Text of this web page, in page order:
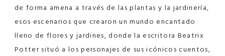
de forma amena a través de las plantas y la jardinería,
esos escenarios que crearon un mundo encantado
lleno de flores y jardines, donde la escritora Beatrix
Potter situó a los personajes de sus icónicos cuentos,